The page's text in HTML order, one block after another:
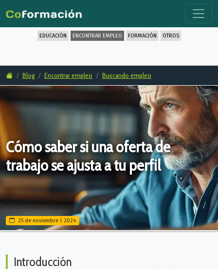
EDUCACIÓN ENCONTRAR EMPLEO FORMACIÓN OTROS
Blog Encontrar empleo Buscando empleo
Cómo saber si una oferta de
trabajo se ajusta a tu perfil
25 de noviembre | 2024
Introducción